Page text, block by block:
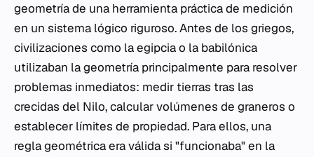
geometría de una herramienta práctica de medición
en un sistema lógico riguroso. Antes de los griegos,
civilizaciones como la egipcia o la babilónica
utilizaban la geometría principalmente para resolver
problemas inmediatos: medir tierras tras las
crecidas del Nilo, calcular volúmenes de graneros o
establecer límites de propiedad. Para ellos, una
regla geométrica era válida si "funcionaba" en la